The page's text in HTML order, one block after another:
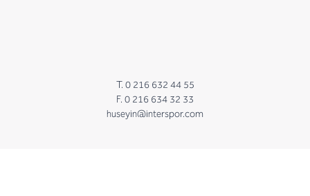
T. 0 216 632 44 55
F. 0 216 634 32 33
huseyin@interspor.com